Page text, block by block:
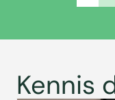
Kennis